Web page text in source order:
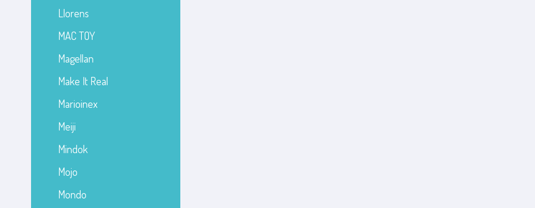
Llorens
MAC TOY
Magellan
Make It Real
Marioinex
Meiji
Mindok
Mojo
Mondo